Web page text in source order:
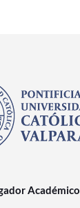
Académico